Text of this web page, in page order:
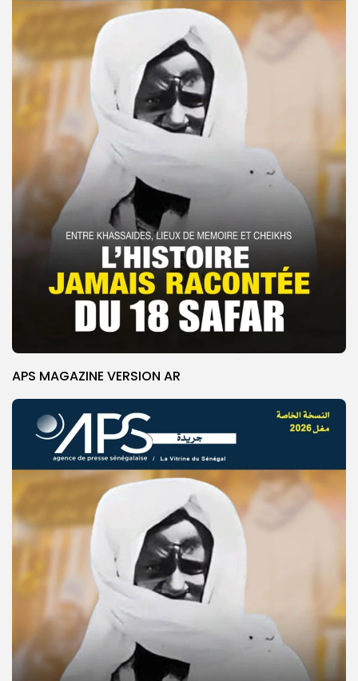
© Copyright 2025, APS
APS MAGAZINE VERSION AR